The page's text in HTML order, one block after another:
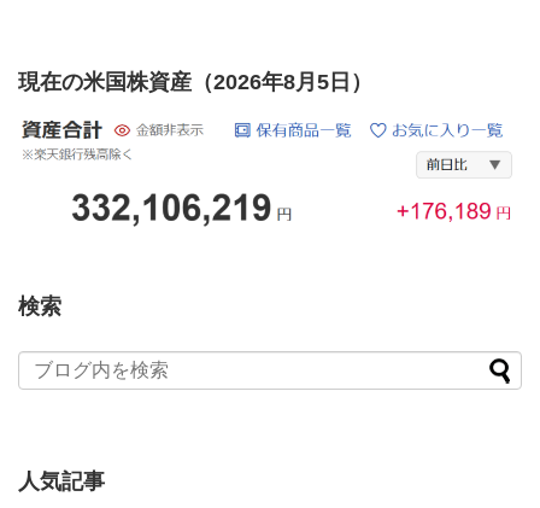
現在の米国株資産（2026年8月5日）
検索
人気記事